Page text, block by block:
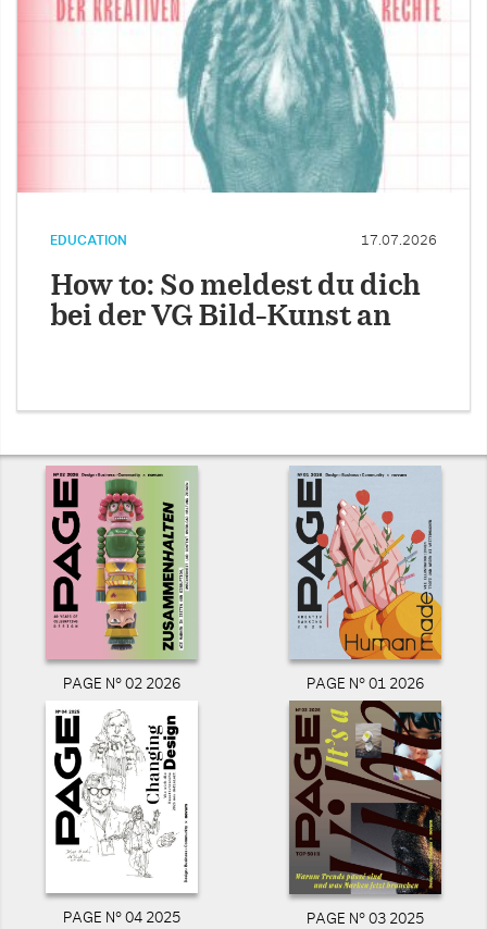
EDUCATION 17.07.2026
How to: So meldest du dich
bei der VG Bild-Kunst an
PAGE N° 02 2026 PAGE N° 01 2026
PAGE N° 04 2025 PAGE N° 03 2025